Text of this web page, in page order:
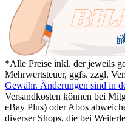
*Alle Preise inkl. der jeweils
Mehrwertsteuer, ggfs. zzgl.
Gewähr. Änderungen sind in
Versandkosten können bei
eBay Plus) oder Abos
diverser Shops, die bei